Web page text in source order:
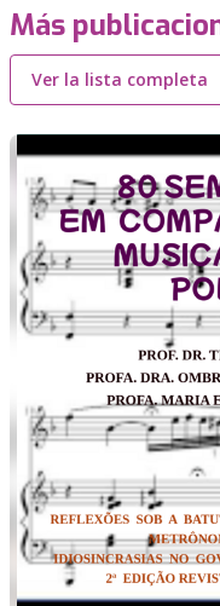
Más
Ver la lista completa